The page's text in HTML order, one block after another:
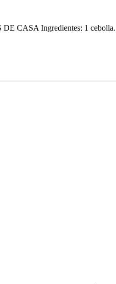
CASA Ingredientes: 1